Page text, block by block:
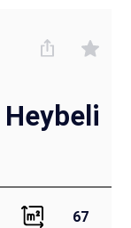
67